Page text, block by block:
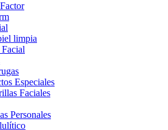
limpia
Especiales
Faciales
Personales